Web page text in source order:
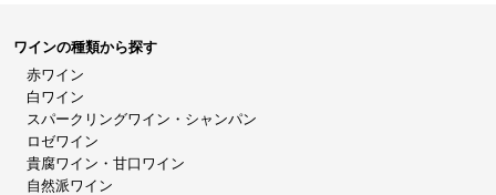
ワインの種類から探す
赤ワイン
白ワイン
スパークリングワイン・シャンパン
ロゼワイン
貴腐ワイン・甘口ワイン
自然派ワイン